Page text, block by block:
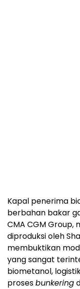
Kapal penerima
berbahan bakar
CMA CGM
diproduksi oleh
membuktikan
yang sangat
biometanol,
prosesbunkering